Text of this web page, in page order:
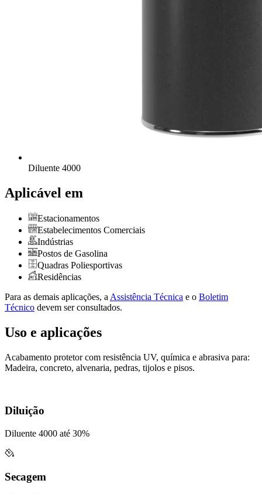
Diluente 4000
Aplicável em
Estacionamentos
Estabelecimentos Comerciais
Indústrias
Postos de Gasolina
Quadras Poliesportivas
Residências
Para as demais aplicações, aAssistência Técnica e o Boletim
Técnico devem ser consultados.
Uso e aplicações
Acabamento protetor com resistência UV, química e abrasiva para:
Madeira, concreto, alvenaria, pedras, tijolos e pisos.
Diluição
Diluente 4000 até 30%
Secagem